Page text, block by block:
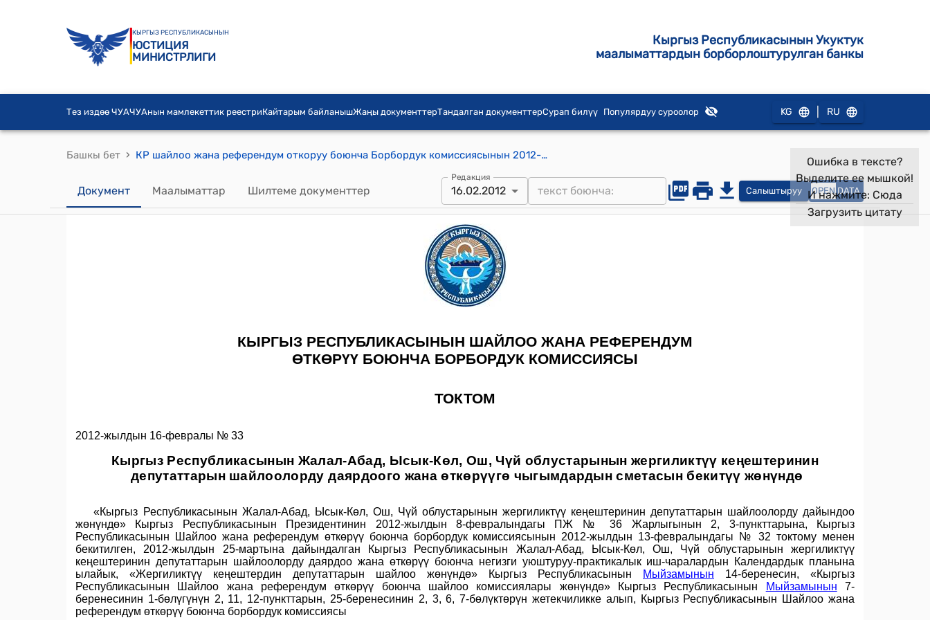
КЫРГЫЗ РЕСПУБЛИКАСЫНЫН
ЮСТИЦИЯ
МИНИСТРЛИГИ
Кыргыз Республикасынын Укуктук
маалыматтардын борборлоштурулган банкы
Тез издөө ЧУАЧУАнын мамлекеттик реестриКайтарым байланышЖаңы документтерТандалган документтерСурап билүү Популярдуу суроолор KG RU
Башкы бет › КР шайлоо жана референдум откоруу боюнча Борбордук комиссиясынын 2012-жылдын 16-февралындагы № 33 "Кыргыз Республикасынын Жалал-Абад, Ысык-Көл, Ош, Чүй облустарынын жергиликтүү кеңештеринин депутаттарын шайлоолорду даярдоого жана өткөрүүгө чыгымдардын сметасын бекитүү жөнүндө" токтому
Документ Маалыматтар Шилтеме документтер
Редакция
16.02.2012 Салыштыруу OPEN DATA
Ошибка в тексте?
Выделите ее мышкой!
И нажмите: Сюда
Загрузить цитату